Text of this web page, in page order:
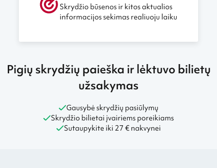
Skrydžio būsenos ir kitos aktualios
informacijos sekimas realiuoju laiku
Pigių skrydžių paieška ir lėktuvo bilietų
užsakymas
Gausybė skrydžių pasiūlymų
Skrydžio bilietai įvairiems poreikiams
Sutaupykite iki 27 € nakvynei